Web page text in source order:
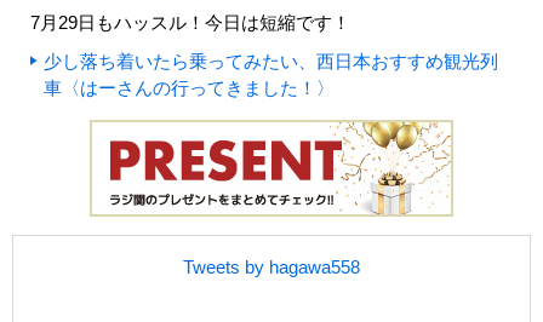
7月29日もハッスル！今日は短縮です！
少し落ち着いたら乗ってみたい、西日本おすすめ観光列
車〈はーさんの行ってきました！〉
Tweets by hagawa558